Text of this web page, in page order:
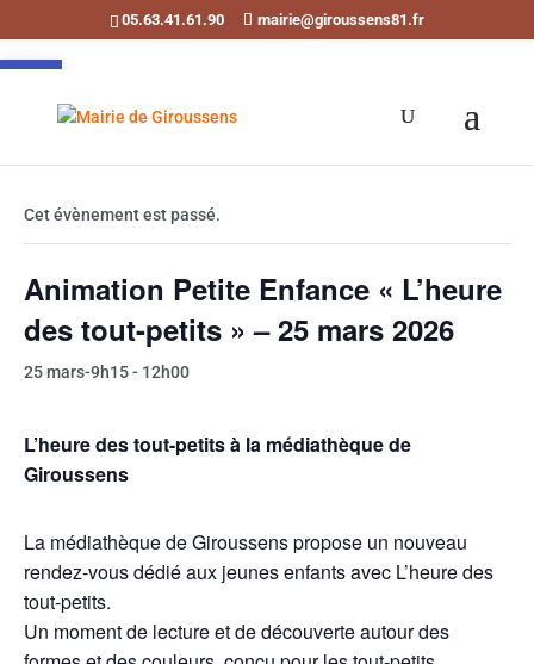
05.63.41.61.90 mairie@giroussens81.fr
Cet évènement est passé.
Animation Petite Enfance « L’heure
des tout-petits » – 25 mars 2026
25 mars-9h15- 12h00
L’heure des tout-petits à la médiathèque de
Giroussens
La médiathèque de Giroussens propose un nouveau
rendez-vous dédié aux jeunes enfants avec L’heure des
tout-petits.
Un moment de lecture et de découverte autour des
Ouvrir la barre d’outils